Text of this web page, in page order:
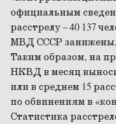
официальным
расстрелу – 40 137
МВД СССР занижены,
Таким образом, на
НКВД в месяц
или в среднем 15
по обвинениям в
Статистика